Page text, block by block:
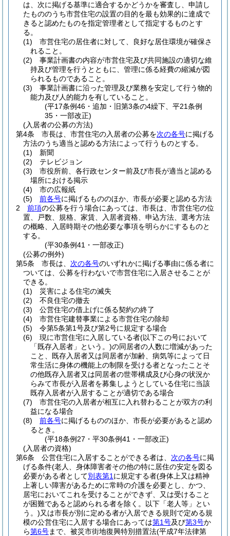
は、次に掲げる基準に適合するかどうかを審査し、申請し
たもののうち市営住宅の設置の目的を最も効果的に達成で
きると認めたものを指定管理者として指定するものとす
る。
(1)
市営住宅の居住者に対して、良好な居住環境が確保さ
れること。
(2)
事業計画書の内容が市営住宅及び共同施設の適切な維
持及び管理を行うとともに、管理に係る経費の縮減が図
られるものであること。
(3)
事業計画書に沿った管理及び業務を安定して行う物的
能力及び人的能力を有していること。
(平17条例46・追加・旧第3条の4繰下、平21条例
35・一部改正)
(入居者の公募の方法)
第4条
市長は、市営住宅の入居者の公募を次の各号に掲げる
方法のうち適当と認める方法によって行うものとする。
(1)
新聞
(2)
テレビジョン
(3)
市役所前、各行政センター前及び市長が適当と認める
場所における掲示
(4)
市の広報紙
(5)
前各号に掲げるもののほか、市長が必要と認める方法
2
前項の公募を行う場合にあっては、市長は、市営住宅の位
置、戸数、規格、家賃、入居者資格、申込方法、選考方法
の概略、入居時期その他必要な事項を明らかにするものと
する。
(平30条例41・一部改正)
(公募の例外)
第5条
市長は、 次の各号のいずれかに掲げる事由に係る者に
ついては、公募を行わないで市営住宅に入居させることが
できる。
(1)
災害による住宅の滅失
(2)
不良住宅の撤去
(3)
公営住宅の借上げに係る契約の終了
(4)
市営住宅建替事業による市営住宅の除却
(5)
令第5条第1号及び第2号に規定する場合
(6)
現に市営住宅に入居している者(以下この号において
「既存入居者」という。)の同居者の人数に増減があった
こと、既存入居者又は同居者が加齢、病気等によって日
常生活に身体の機能上の制限を受ける者となったことそ
の他既存入居者又は同居者の世帯構成及び心身の状況か
らみて市長が入居者を募集しようとしている住宅に当該
既存入居者が入居することが適切である場合
(7)
市営住宅の入居者が相互に入れ替わることが双方の利
益になる場合
(8)
前各号に掲げるもののほか、市長が必要があると認め
るとき。
(平18条例27・平30条例41・一部改正)
(入居者の資格)
第6条
公営住宅に入居することができる者は、 次の各号に掲
げる条件(老人、身体障害者その他の特に居住の安定を図る
必要がある者として別表第1 に規定する者(身体上又は精神
上著しい障害があるために常時の介護を必要とし、かつ、
居宅においてこれを受けることができず、又は受けること
が困難であると認められる者を除く。以下「老人等」とい
う。)又は市長が別に定める者が入居できる規則で定める規
模の公営住宅に入居する場合にあっては第1号及び第3号か
ら第6号まで、被災市街地復興特別措置法(平成7年法律第